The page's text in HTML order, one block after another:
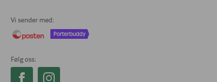
Vi sender med
Følg oss